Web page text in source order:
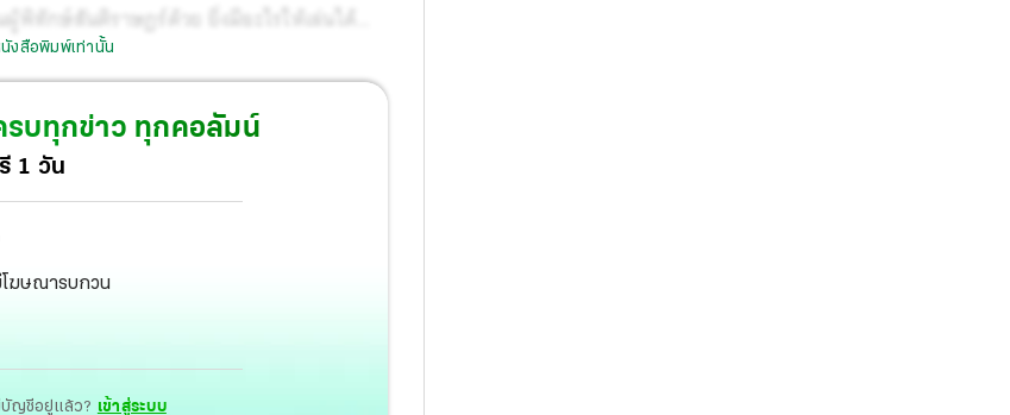
พิทักษ์สันติราษฎร์ด้วย ยิ่งมีอะไรให้เล่นได้
เป็นคนคิดและเขียนเรื่อง ตี๋-ภูวนิตย์ เค้าจะ
งสือพิมพ์เท่านั้น
รบทุกข่าว ทุกคอลัมน์
1 วัน
โฆษณารบกวน
ญชีอยู่แล้ว? เข้าสู่ระบบ